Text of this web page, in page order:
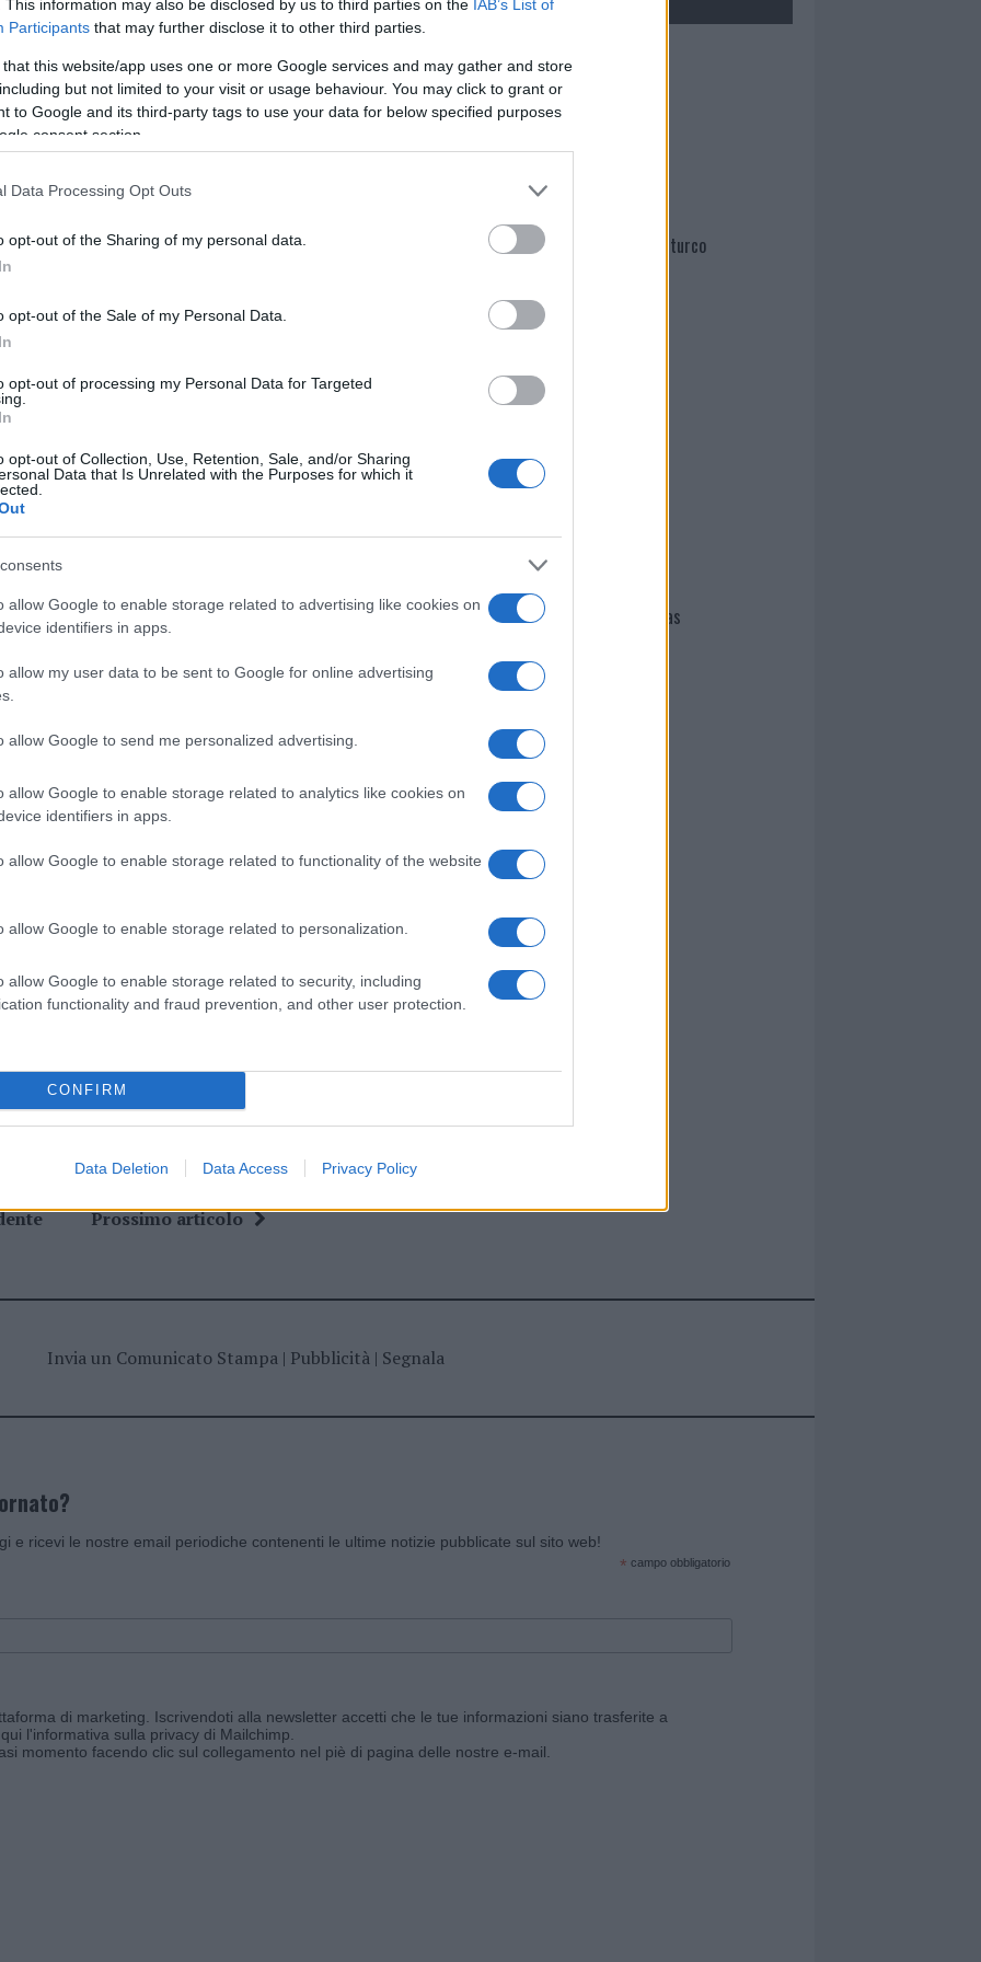
This information may also be disclosed by us to third parties on the IAB’s List of
Participants that may further disclose it to other third parties.
that this website/app uses one or more Google services and may gather and store
but not limited to your visit or usage behaviour. You may click to grant or
to Google and its third-party tags to use your data for below specified purposes
consent section.
Data Processing Opt Outs
opt-out of the Sharing of my personal data.
opt-out of the Sale of my Personal Data.
opt-out of processing my Personal Data for Targeted
opt-out of Collection, Use, Retention, Sale, and/or Sharing
Data that Is Unrelated with the Purposes for which it
allow Google to enable storage related to advertising like cookies on
identifiers in apps.
allow my user data to be sent to Google for online advertising
allow Google to send me personalized advertising.
allow Google to enable storage related to analytics like cookies on
identifiers in apps.
allow Google to enable storage related to functionality of the website
allow Google to enable storage related to personalization.
allow Google to enable storage related to security, including
functionality and fraud prevention, and other user protection.
CONFIRM
Data Deletion Data Access Privacy Policy
all’interno del Paolo Merlo, per aprire un
”,sottolinea l’artista.
questa iniziativa – aggiunge ilDirettore del
grazie a questi appuntamenti
iniziare a camminare insieme
grazie all’impegno di tutti gli operatori
anche a questo tipo di manifestazioni è per
e la cultura della salute si diffonde
soprattutto delle fasce d’età più
bisogni di un malato – dice Stefania Misso
anche il lavoro dell’artista inizia nello
di concentrarsi sulle figure umane, di
sul foglio da disegno le proporzioni
articolazioni, usando il proprio tratto.
di soli tre anni d’età. Abbiamo messo
imparare a disegnare equivale
personale, non paragonabile a quello
realizzati dai bambini e sono contenta
La Maddalena potranno essere testimoni di
cliccandoqui
nella sezione
Notizie La Maddalena
Paolo Merlo
Prossimo articolo
Mario Malu
Paolo Pinna
Martina Agostina Diturco
Giovannimaria Cabras
Invia un Comunicato Stampa| Pubblicità| Segnala
e ricevi le nostre email periodiche contenenti le ultime notizie pubblicate sul sito web!
* campo obbligatorio
di marketing. Iscrivendoti alla newsletter accetti che le tue informazioni siano trasferite a
l'informativa sulla privacy di Mailchimp
momento facendo clic sul collegamento nel piè di pagina delle nostre e-mail.